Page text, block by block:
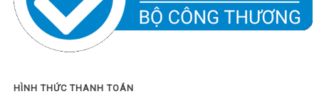
HÌNH THỨC THANH TOÁN